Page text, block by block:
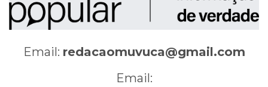
Email: redacaomuvuca@gmail.com
Email: